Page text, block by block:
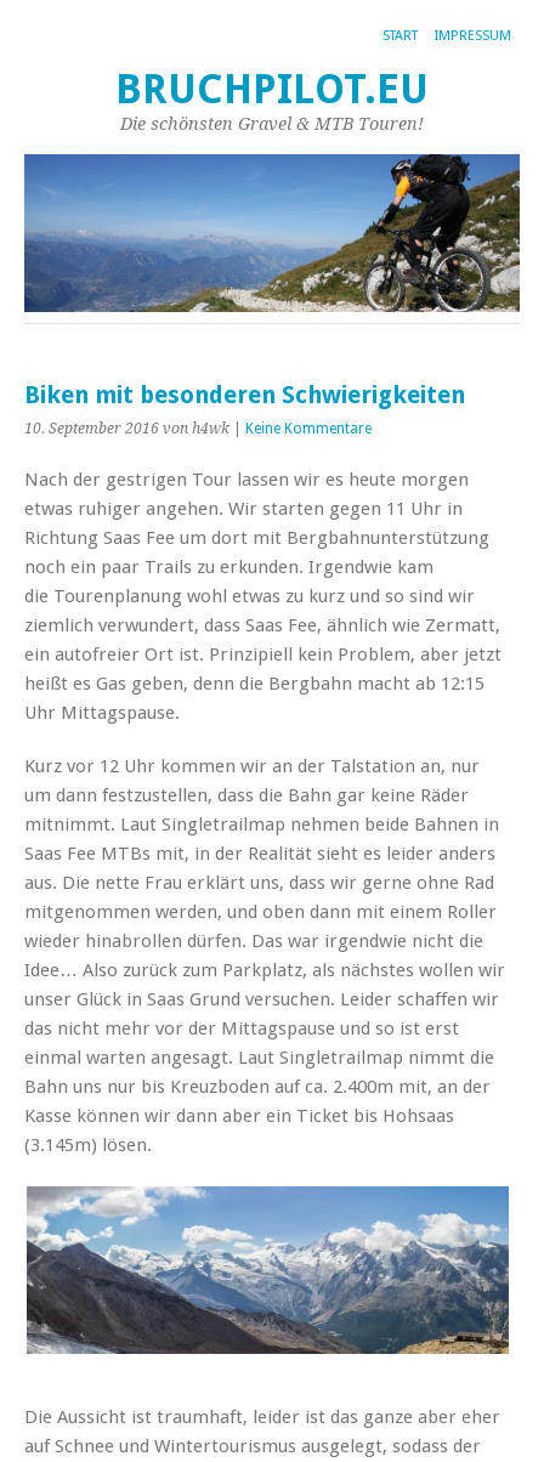
START IMPRESSUM
BRUCHPILOT.EU
Die schönsten Gravel & MTB Touren!
Biken mit besonderen Schwierigkeiten
10. September 2016 von h4wk Keine Kommentare
Nach der gestrigen Tour lassen wir es heute morgen
etwas ruhiger angehen. Wir starten gegen 11 Uhr in
Richtung Saas Fee um dort mit Bergbahnunterstützung
noch ein paar Trails zu erkunden. Irgendwie kam
die Tourenplanung wohl etwas zu kurz und so sind wir
ziemlich verwundert, dass Saas Fee, ähnlich wie Zermatt,
ein autofreier Ort ist. Prinzipiell kein Problem, aber jetzt
heißt es Gas geben, denn die Bergbahn macht ab 12:15
Uhr Mittagspause.
Kurz vor 12 Uhr kommen wir an der Talstation an, nur
um dann festzustellen, dass die Bahn gar keine Räder
mitnimmt. Laut Singletrailmap nehmen beide Bahnen in
Saas Fee MTBs mit, in der Realität sieht es leider anders
aus. Die nette Frau erklärt uns, dass wir gerne ohne Rad
mitgenommen werden, und oben dann mit einem Roller
wieder hinabrollen dürfen. Das war irgendwie nicht die
Idee… Also zurück zum Parkplatz, als nächstes wollen wir
unser Glück in Saas Grund versuchen. Leider schaffen wir
das nicht mehr vor der Mittagspause und so ist erst
einmal warten angesagt. Laut Singletrailmap nimmt die
Bahn uns nur bis Kreuzboden auf ca. 2.400m mit, an der
Kasse können wir dann aber ein Ticket bis Hohsaas
(3.145m) lösen.
Die Aussicht ist traumhaft, leider ist das ganze aber eher
auf Schnee und Wintertourismus ausgelegt, sodass der